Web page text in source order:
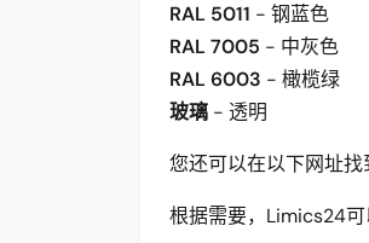
RAL 5011 - 钢蓝色
RAL 7005 - 中灰色
RAL 6003 - 橄榄绿
玻璃 - 透明
您还可以在以下网址找
根据需要，Limics24可